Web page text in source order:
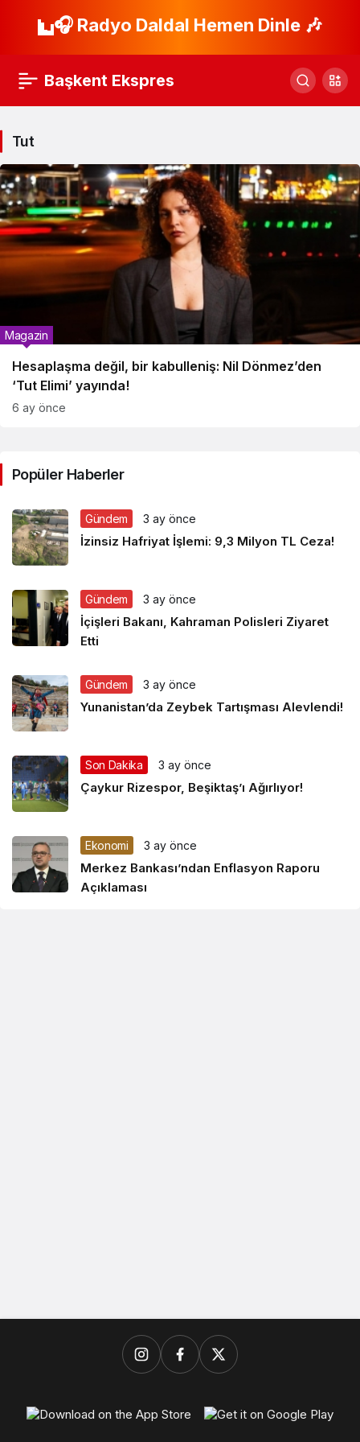
🎧 Radyo Daldal Hemen Dinle 🎶
Başkent Ekspres
Tut
Hesaplaşma değil, bir kabulleniş: Nil Dönmez’den
‘Tut Elimi’ yayında!
Magazin
6 ay önce
Popüler Haberler
Gündem 3 ay önce
İzinsiz Hafriyat İşlemi: 9,3 Milyon TL Ceza!
Gündem 3 ay önce
İçişleri Bakanı, Kahraman Polisleri Ziyaret
Etti
Gündem 3 ay önce
Yunanistan’da Zeybek Tartışması Alevlendi!
Son Dakika 3 ay önce
Çaykur Rizespor, Beşiktaş’ı Ağırlıyor!
Ekonomi 3 ay önce
Merkez Bankası’ndan Enflasyon Raporu
Açıklaması